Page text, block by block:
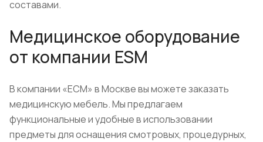
составами.
Медицинское оборудование
от компании ESM
В компании «ЕСМ» в Москве вы можете заказать
медицинскую мебель. Мы предлагаем
функциональные и удобные в использовании
предметы для оснащения смотровых, процедурных,